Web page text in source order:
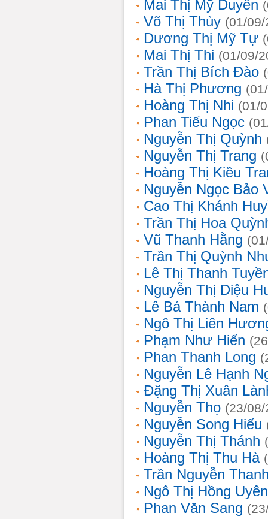
Mai Thị Mỹ Duyên
Võ Thị Thùy (01/
Dương Thị Mỹ Tự
Mai Thị Thi (01/09/
Trần Thị Bích Đào
Hà Thị Phương
Hoàng Thị Nhi (01/
Phan Tiểu Ngọc
Nguyễn Thị Quỳnh
Nguyễn Thị Trang
Hoàng Thị Kiều
Nguyễn Ngọc Bảo
Cao Thị Khánh
Trần Thị Hoa
Vũ Thanh Hằng
Trần Thị Quỳnh
Lê Thị Thanh
Nguyễn Thị Diệu
Lê Bá Thành Nam
Ngô Thị Liên
Phạm Như Hiển
Phan Thanh Long
Nguyễn Lê Hạnh
Đặng Thị Xuân
Nguyễn Thọ (23/
Nguyễn Song Hiếu
Nguyễn Thị Thánh
Hoàng Thị Thu Hà
Trần Nguyễn
Ngô Thị Hồng Uyên
Phan Văn Sang